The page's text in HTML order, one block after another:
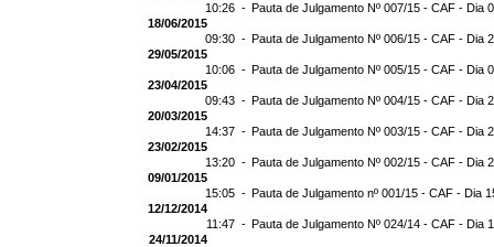
10:26 - Pauta de Julgamento Nº 007/15 - CAF - Dia
18/06/2015
09:30 - Pauta de Julgamento Nº 006/15 - CAF - Dia
29/05/2015
10:06 - Pauta de Julgamento Nº 005/15 - CAF - Dia
23/04/2015
09:43 - Pauta de Julgamento Nº 004/15 - CAF - Dia
20/03/2015
14:37 - Pauta de Julgamento Nº 003/15 - CAF - Dia
23/02/2015
13:20 - Pauta de Julgamento Nº 002/15 - CAF - Dia
09/01/2015
15:05 - Pauta de Julgamento nº 001/15 - CAF - Dia
12/12/2014
11:47 - Pauta de Julgamento Nº 024/14 - CAF - Dia
24/11/2014